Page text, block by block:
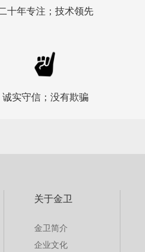
十年专注；技术领先
诚实守信；没有欺骗
关于金卫
金卫简介
企业文化